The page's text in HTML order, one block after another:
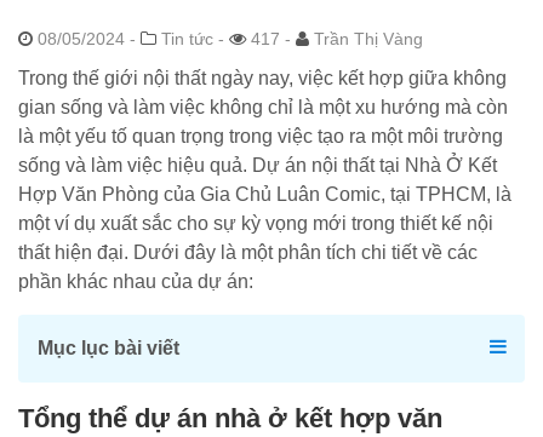
08/05/2024 - Tin tức - 417 - Trần Thị Vàng
Trong thế giới nội thất ngày nay, việc kết hợp giữa không
gian sống và làm việc không chỉ là một xu hướng mà còn
là một yếu tố quan trọng trong việc tạo ra một môi trường
sống và làm việc hiệu quả. Dự án nội thất tại Nhà Ở Kết
Hợp Văn Phòng của Gia Chủ Luân Comic, tại TPHCM, là
một ví dụ xuất sắc cho sự kỳ vọng mới trong thiết kế nội
thất hiện đại. Dưới đây là một phân tích chi tiết về các
phần khác nhau của dự án:
Mục lục bài viết
Tổng thể dự án nhà ở kết hợp văn